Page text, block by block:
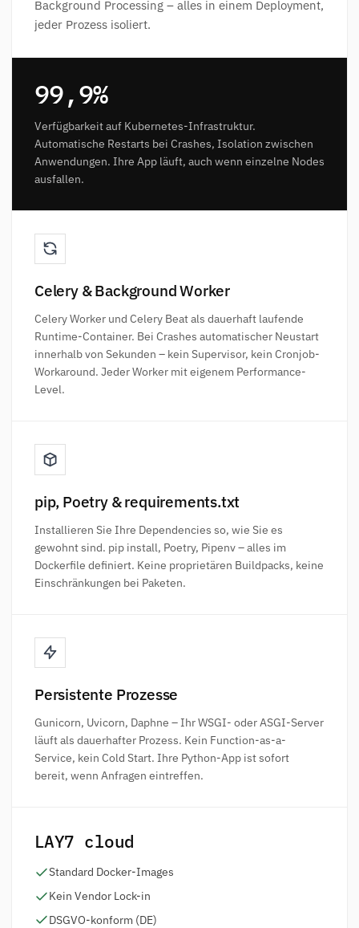
Background Processing – alles in einem Deployment,
jeder Prozess isoliert.
99,9%
Verfügbarkeit auf Kubernetes-Infrastruktur.
Automatische Restarts bei Crashes, Isolation zwischen
Anwendungen. Ihre App läuft, auch wenn einzelne Nodes
ausfallen.
Celery & Background Worker
Celery Worker und Celery Beat als dauerhaft laufende
Runtime-Container. Bei Crashes automatischer Neustart
innerhalb von Sekunden – kein Supervisor, kein Cronjob-
Workaround. Jeder Worker mit eigenem Performance-
Level.
pip, Poetry & requirements.txt
Installieren Sie Ihre Dependencies so, wie Sie es
gewohnt sind. pip install, Poetry, Pipenv – alles im
Dockerfile definiert. Keine proprietären Buildpacks, keine
Einschränkungen bei Paketen.
Persistente Prozesse
Gunicorn, Uvicorn, Daphne – Ihr WSGI- oder ASGI-Server
läuft als dauerhafter Prozess. Kein Function-as-a-
Service, kein Cold Start. Ihre Python-App ist sofort
bereit, wenn Anfragen eintreffen.
LAY7 cloud
Standard Docker-Images
Kein Vendor Lock-in
DSGVO-konform (DE)